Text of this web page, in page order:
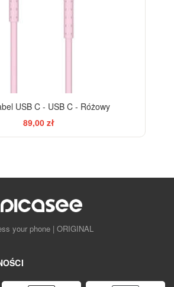
USB C - USB C - Różowy
89,00 zł
your phone | ORIGINAL